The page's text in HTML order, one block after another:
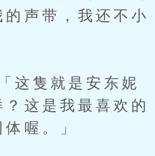
声带，我还不小
这隻就是安东妮
这是我最喜欢的
喔。」